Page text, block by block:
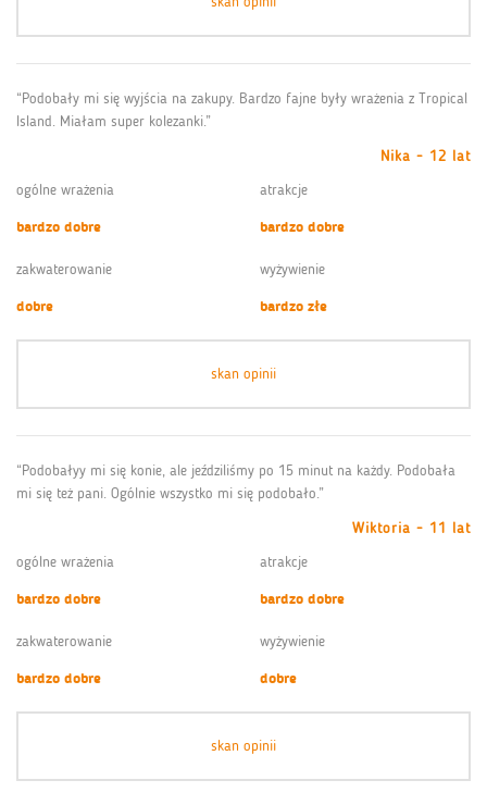
“Podobały mi się wyjścia na zakupy. Bardzo fajne były wrażenia z Tropical
Island. Miałam super kolezanki.”
Nika - 12 lat
ogólne wrażenia
bardzo dobre
atrakcje
bardzo dobre
zakwaterowanie
dobre
wyżywienie
bardzo złe
skan opinii
“Podobałyy mi się konie, ale jeździliśmy po 15 minut na każdy. Podobała
mi się też pani. Ogólnie wszystko mi się podobało.”
Wiktoria - 11 lat
ogólne wrażenia
bardzo dobre
atrakcje
bardzo dobre
zakwaterowanie
bardzo dobre
wyżywienie
dobre
skan opinii